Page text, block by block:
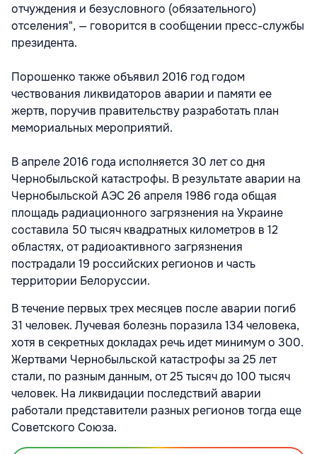
отчуждения и безусловного (обязательного)
отселения", — говорится в сообщении пресс-службы
президента.
Порошенко также объявил 2016 год годом
чествования ликвидаторов аварии и памяти ее
жертв, поручив правительству разработать план
мемориальных мероприятий.
В апреле 2016 года исполняется 30 лет со дня
Чернобыльской катастрофы. В результате аварии на
Чернобыльской АЭС 26 апреля 1986 года общая
площадь радиационного загрязнения на Украине
составила 50 тысяч квадратных километров в 12
областях, от радиоактивного загрязнения
пострадали 19 российских регионов и часть
территории Белоруссии.
В течение первых трех месяцев после аварии погиб
31 человек. Лучевая болезнь поразила 134 человека,
хотя в секретных докладах речь идет минимум о 300.
Жертвами Чернобыльской катастрофы за 25 лет
стали, по разным данным, от 25 тысяч до 100 тысяч
человек. На ликвидации последствий аварии
работали представители разных регионов тогда еще
Советского Союза.